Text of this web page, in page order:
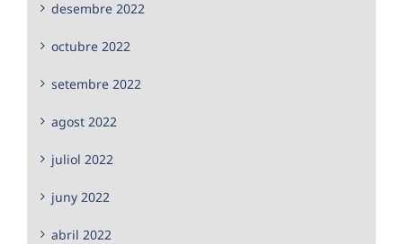
desembre 2022
octubre 2022
setembre 2022
agost 2022
juliol 2022
juny 2022
abril 2022